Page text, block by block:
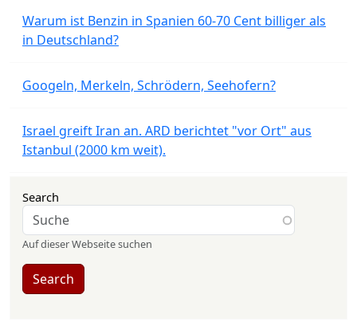
Warum ist Benzin in Spanien 60-70 Cent billiger als
in Deutschland?
Googeln, Merkeln, Schrödern, Seehofern?
Israel greift Iran an. ARD berichtet "vor Ort" aus
Istanbul (2000 km weit).
Search
Auf dieser Webseite suchen
Search